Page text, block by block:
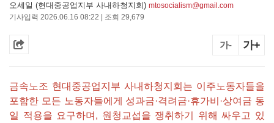
오세일 (현대중공업지부 사내하청지회) mtosocialism@gmail.com
기사입력 2026.06.16 08:22 | 조회 29,679
가- 가+
금속노조 현대중공업지부 사내하청지회는 이주노동자들을
포함한 모든 노동자들에게 성과금·격려금·휴가비·상여금 동
일 적용을 요구하며, 원청교섭을 쟁취하기 위해 싸우고 있